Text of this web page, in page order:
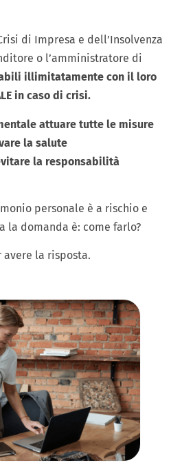
di Impresa e dell’Insolvenza
o l’amministratore di
illimitatamente con il loro
in caso di crisi.
attuare tutte le misure
la salute
la responsabilità
personale è a rischio e
la domanda è: come farlo?
avere la risposta.